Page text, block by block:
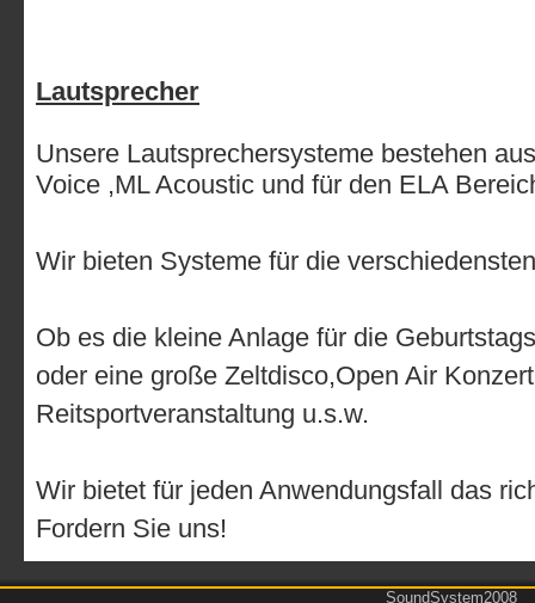
Lautsprecher
Unsere Lautsprechersysteme bestehen
Voice ,ML Acoustic und für den ELA
Wir bieten Systeme für die
Ob es die kleine Anlage für die
oder eine große Zeltdisco,Open Air
Reitsportveranstaltung u.s.w.
Wir bietet für jeden Anwendungsfall das
Fordern Sie uns!
SoundSystem2008